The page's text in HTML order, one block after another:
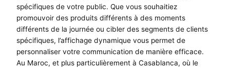
spécifiques de votre public. Que vous souhaitiez
promouvoir des produits différents à des moments
différents de la journée ou cibler des segments de clients
spécifiques, l’affichage dynamique vous permet de
personnaliser votre communication de manière efficace.
Au Maroc, et plus particulièrement à Casablanca, où le